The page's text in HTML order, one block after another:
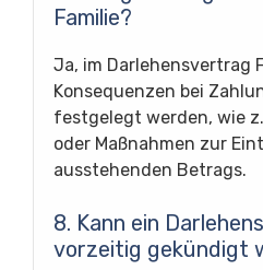
Familie?
Ja, im Darlehensvertrag
Konsequenzen bei
festgelegt werden, wie
oder Maßnahmen zur
ausstehenden Betrags.
8. Kann ein
vorzeitig gekündigt